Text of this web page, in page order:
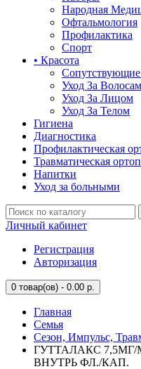
Народная
Офтальмология
Профилактика
Спорт
• Красота
Уход За
Уход За Лицом
Уход За Телом
Гигиена
Диагностика
Профилактическая
Травматическая
Напитки
Уход за больными
Личный кабинет
Регистрация
Авторизация
0 товар(ов) - 0.00 р.
Главная
Семья
Сезон, Импульс,
ГУТТАЛАКС
ВНУТРЬ ФЛ./КАП.